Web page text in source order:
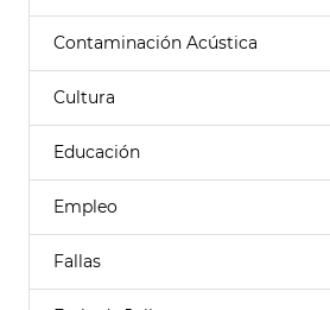
Contaminación Acústica
Cultura
Educación
Empleo
Fallas